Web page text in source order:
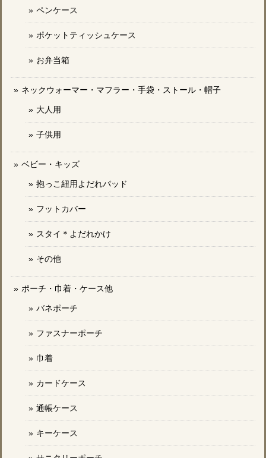
ペンケース
ポケットティッシュケース
お弁当箱
ネックウォーマー・マフラー・手袋・ストール・帽子
大人用
子供用
ベビー・キッズ
抱っこ紐用よだれパッド
フットカバー
スタイ＊よだれかけ
その他
ポーチ・巾着・ケース他
バネポーチ
ファスナーポーチ
巾着
カードケース
通帳ケース
キーケース